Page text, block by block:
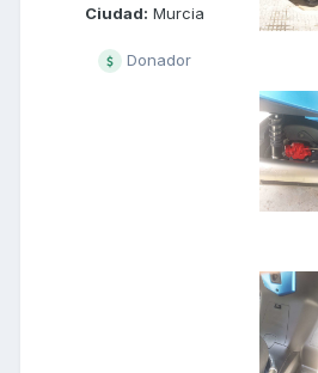
Ciudad: Murcia
Donador